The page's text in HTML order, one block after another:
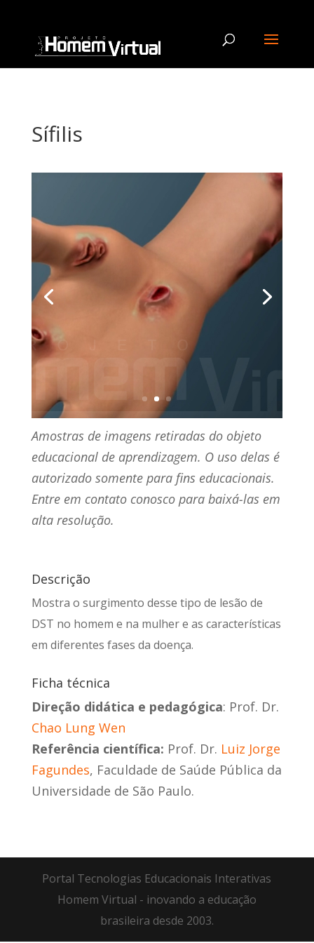
Sífilis
Amostras de imagens retiradas do objeto
educacional de aprendizagem. O uso delas é
autorizado somente para fins educacionais.
Entre em contato conosco para baixá-las em
alta resolução.
Descrição
Mostra o surgimento desse tipo de lesão de
DST no homem e na mulher e as características
em diferentes fases da doença.
Ficha técnica
Direção didática e pedagógica: Prof. Dr.
Chao Lung Wen
Referência científica: Prof. Dr. Luiz Jorge
Fagundes, Faculdade de Saúde Pública da
Universidade de São Paulo.
Portal Tecnologias Educacionais Interativas
Homem Virtual - inovando a educação
brasileira desde 2003.